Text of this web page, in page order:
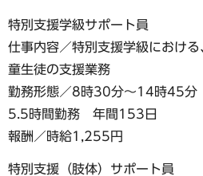
特別支援学級サポート員
仕事内容／特別支援学級におけ
童生徒の支援業務
勤務形態／8時30分〜14時45分
5.5時間勤務 年間153日
報酬／時給1,255円
特別支援（肢体）サポート員